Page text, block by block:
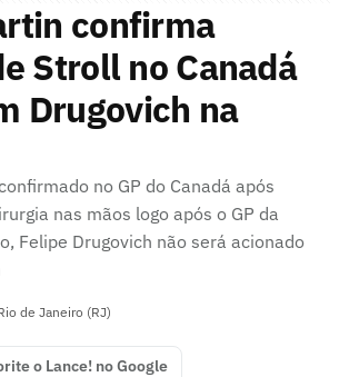
confirma
Stroll no Canadá
Drugovich na
no GP do Canadá após
nas mãos logo após o GP da
Felipe Drugovich não será acionado
de Janeiro (RJ)
o Lance! no Google